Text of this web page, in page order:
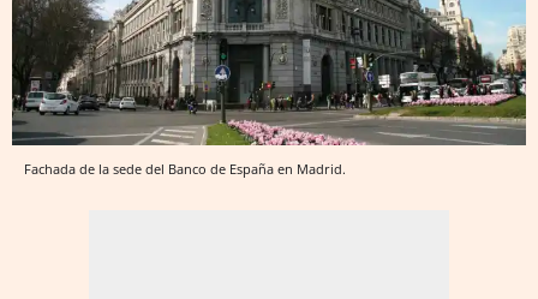
Fachada de la sede del Banco de España en Madrid.